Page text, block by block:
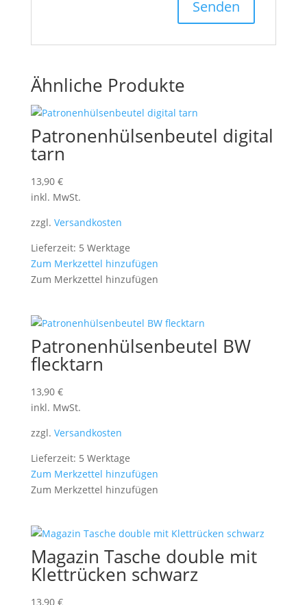
Ähnliche Produkte
Patronenhülsenbeutel digital
tarn
13,90 €
inkl. MwSt.
zzgl. Versandkosten
Lieferzeit: 5 Werktage
Zum Merkzettel hinzufügen
Zum Merkzettel hinzufügen
Patronenhülsenbeutel BW
flecktarn
13,90 €
inkl. MwSt.
zzgl. Versandkosten
Lieferzeit: 5 Werktage
Zum Merkzettel hinzufügen
Zum Merkzettel hinzufügen
Magazin Tasche double mit
Klettrücken schwarz
13,90 €